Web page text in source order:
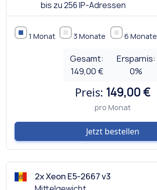
bis zu 256 IP-Adressen
1 Monat 3 Monate 6 Monate
Gesamt:
149,00 €
Ersparnis:
0%
Preis: 149,00 €
pro Monat
Jetzt bestellen
2x Xeon E5-2667 v3